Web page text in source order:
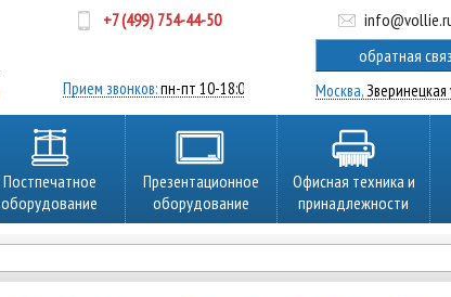
+7 (499) 754-44-50
Прием звонков:пн-пт 10-18:00
обратная
Москва,Зверинецкая
Постпечатное
оборудование
Презентационное
оборудование
Офисная техника и
принадлежности